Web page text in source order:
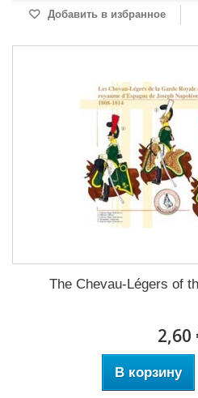
Добавить в избранное
The Chevau-Légers of
2,60
В корзину